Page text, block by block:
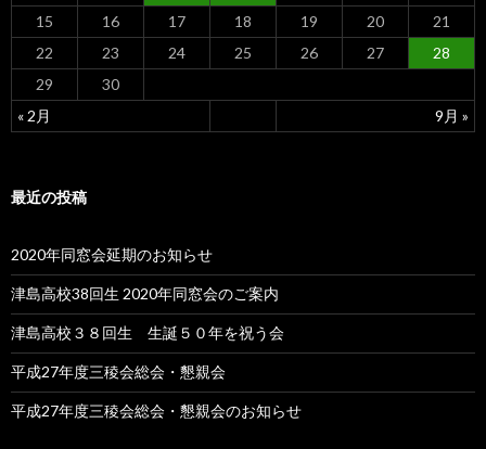
« 2月 9月 »
15
16 17 18 19 20
21
22
23 24 25 26 27
28
29
30
最近の投稿
2020年同窓会延期のお知らせ
津島高校38回生 2020年同窓会のご案内
津島高校３８回生 生誕５０年を祝う会
平成27年度三稜会総会・懇親会
平成27年度三稜会総会・懇親会のお知らせ